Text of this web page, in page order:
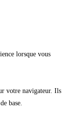
lorsque vous
votre navigateur. Ils
base.